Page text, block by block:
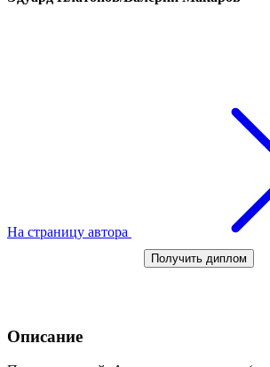
На страницу автора
Получить диплом
Описание